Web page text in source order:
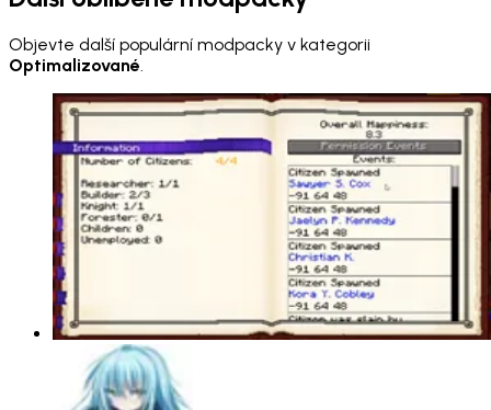
Objevte další populární modpacky v kategorii
Optimalizované.